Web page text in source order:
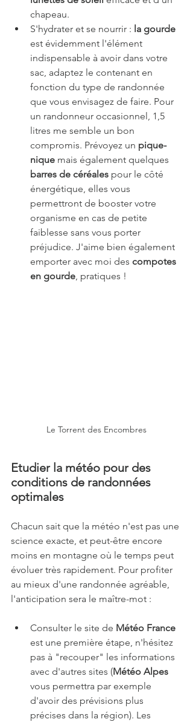
chapeau.
S'hydrater et se nourrir : la gourde
est évidemment l'élément
indispensable à avoir dans votre
sac, adaptez le contenant en
fonction du type de randonnée
que vous envisagez de faire. Pour
un randonneur occasionnel, 1,5
litres me semble un bon
compromis. Prévoyez un pique-
nique mais également quelques
barres de céréales pour le côté
énergétique, elles vous
permettront de booster votre
organisme en cas de petite
faiblesse sans vous porter
préjudice. J'aime bien également
emporter avec moi des compotes
en gourde, pratiques !
Le Torrent des Encombres
Etudier la météo pour des
conditions de randonnées
optimales
Chacun sait que la météo n'est pas une
science exacte, et peut-être encore
moins en montagne où le temps peut
évoluer très rapidement. Pour profiter
au mieux d'une randonnée agréable,
l'anticipation sera le maître-mot :
Consulter le site de Météo France
est une première étape, n'hésitez
pas à "recouper" les informations
avec d'autres sites (Météo Alpes
vous permettra par exemple
d'avoir des prévisions plus
précises dans la région). Les